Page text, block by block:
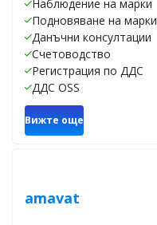
Наблюдение на марки
Подновяване на марки
Данъчни консултации
Счетоводство
Регистрация по ДДС
ДДС OSS
Вижте още
amavat